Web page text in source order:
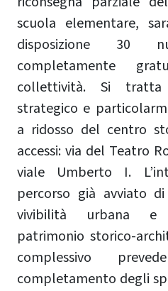
scuola elementare,
disposizione 30
completamente
collettività. Si
strategico e
a ridosso del centro
accessi: via del Teatro
viale Umberto I.
percorso già avviato
vivibilità urbana e
patrimonio storico-
complessivo
completamento degli